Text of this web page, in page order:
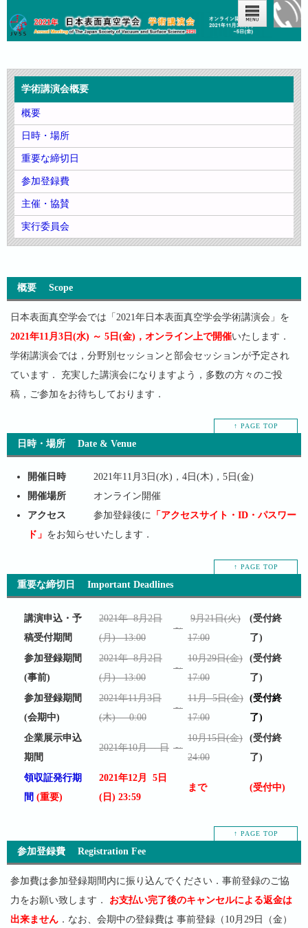
学術講演会概要
概要
日時・場所
重要な締切日
参加登録費
主催・協賛
実行委員会
概要 Scope
日本表面真空学会では「2021年日本表面真空学会学術講演会」を
2021年11月3日(水) ～ 5日(金)，オンライン上で開催いたします．
学術講演会では，分野別セッションと部会セッションが予定され
ています． 充実した講演会になりますよう，多数の方々のご投
稿，ご参加をお待ちしております．
↑ PAGE TOP
日時・場所 Date & Venue
開催日時 2021年11月3日(水)，4日(木)，5日(金)
開催場所 オンライン開催
アクセス 参加登録後に 「アクセスサイト・ID・パスワー
ド」 をお知らせいたします．
↑ PAGE TOP
重要な締切日 Important Deadlines
講演申込・予
稿受付期間
2021年 8月2日
(月) 13:00
～
9月21日(火)
17:00
(受付終
了)
参加登録期間
(事前)
2021年 8月2日
(月) 13:00
～
10月29日(金)
17:00
(受付終
了)
参加登録期間
(会期中)
2021年11月3日
(木) 0:00
～
11月 5日(金)
17:00
(受付終
了)
企業展示申込
期間
2021年10月 -- 日 ～
10月15日(金)
24:00
(受付終
了)
領収証発行期
間 (重要)
2021年12月 5日
(日) 23:59
まで (受付中)
↑ PAGE TOP
参加登録費 Registration Fee
参加費は参加登録期間内に振り込んでください．事前登録のご協
力をお願い致します． お支払い完了後のキャンセルによる返金は
出来ません ．なお、会期中の登録費は 事前登録（10月29日（金）